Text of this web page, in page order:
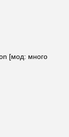
[мод: много